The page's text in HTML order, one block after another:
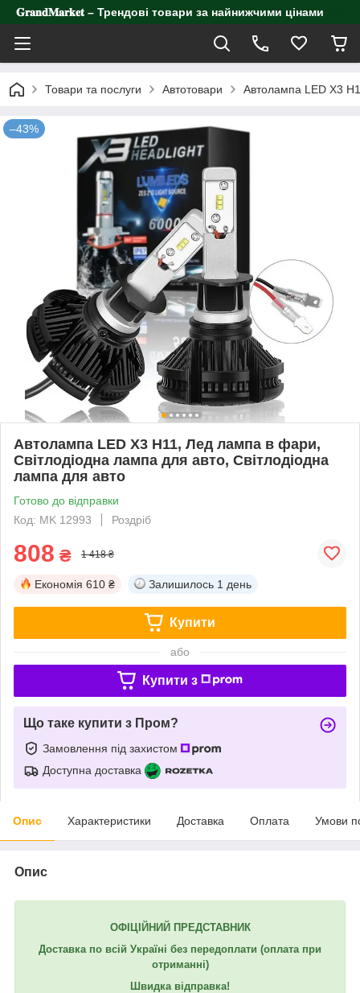
𝐆𝐫𝐚𝐧𝐝𝐌𝐚𝐫𝐤𝐞𝐭 – Трендові товари за найнижчими цінами
Товари та послуги Автотовари Автолампа LED X3
–43%
Автолампа LED X3 H11, Лед лампа в фари,
Світлодіодна лампа для авто, Світлодіодна
лампа для авто
Готово до відправки
Код: MK 12993
Роздріб
808 ₴ 1 418 ₴
Економія 610 ₴ Залишилось 1 день
Купити
або
Купити з
Що таке купити з Пром?
Замовлення під захистом
Доступна доставка
Опис Характеристики Доставка Оплата Умови
Опис
ОФІЦІЙНИЙ ПРЕДСТАВНИК
Доставка по всій Україні без передоплати (оплата при
отриманні)
Швидка відправка!